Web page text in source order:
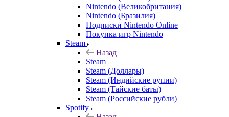
Nintendo (Великобритания)
Nintendo (Бразилия)
Подписки Nintendo Online
Покупка игр Nintendo
Steam
Назад
Steam
Steam (Доллары)
Steam (Индийские рупии)
Steam (Тайские баты)
Steam (Российские рубли)
Spotify